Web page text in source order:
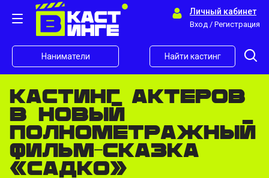
Личный кабинет
Вход / Регистрация
Наниматели Найти кастинг
Кастинг актеров
в новый
полнометражный
фильм-сказка
«Садко»